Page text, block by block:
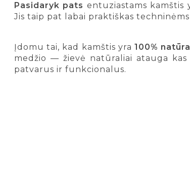
Pasidaryk pats entuziastams kamštis
Jis taip pat labai praktiškas
Įdomu tai, kad kamštis yra 100%
medžio — žievė natūraliai atauga
patvarus ir funkcionalus.